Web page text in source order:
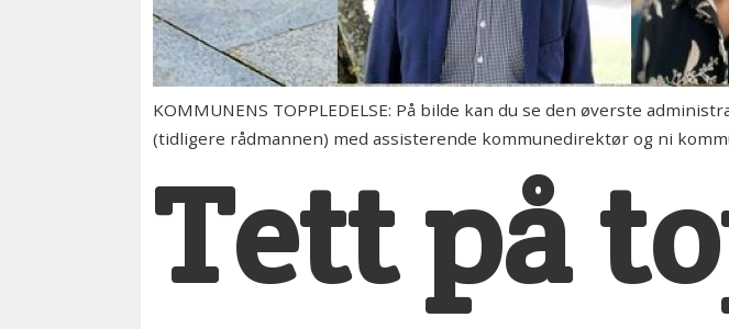
KOMMUNENS TOPPLEDELSE: På bilde kan du se den øverste
(tidligere rådmannen) med assisterende kommunedirektør og ni
Tett på